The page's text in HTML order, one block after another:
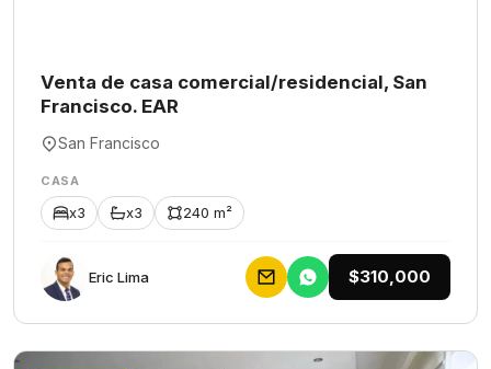
Venta de casa comercial/residencial, San
Francisco. EAR
San Francisco
CASA
x3 x3 240 m²
Eric Lima $310,000